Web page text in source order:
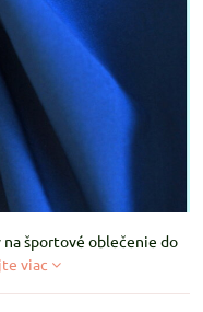
športové oblečenie do
viac